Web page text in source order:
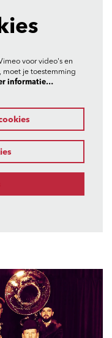
voor video's en
moet je toestemming
informatie…